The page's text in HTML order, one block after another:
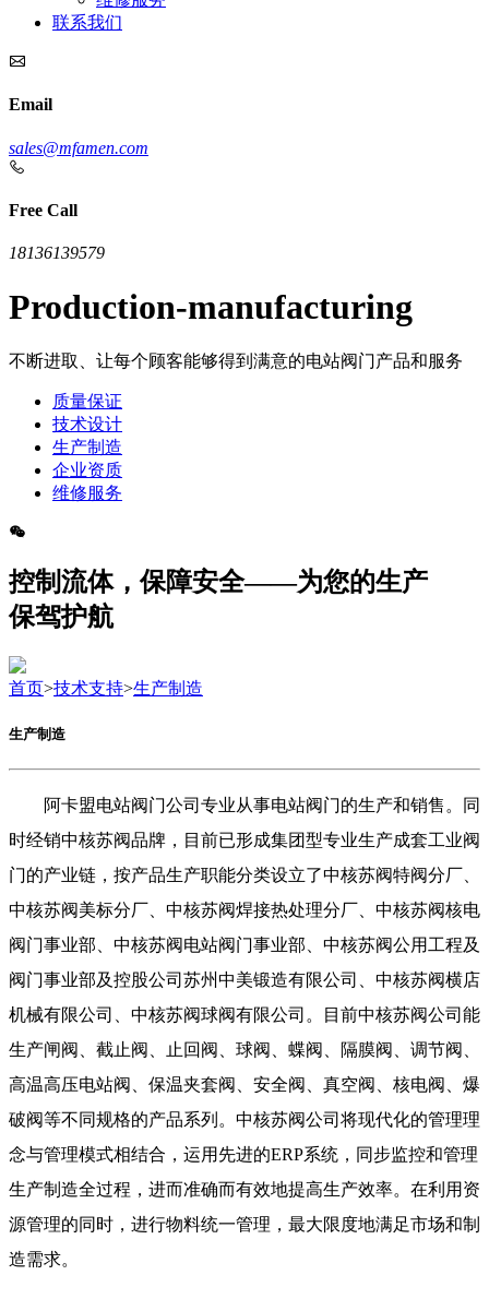
联系我们
Email
sales@mfamen.com
Free Call
18136139579
Production-manufacturing
不断进取、让每个顾客能够得到满意的电站阀门产品和服务
质量保证
技术设计
生产制造
企业资质
维修服务
控制流体，保障安全——为您的生产
保驾护航
首页>技术支持>生产制造
生产制造
阿卡盟电站阀门公司专业从事电站阀门的生产和销售。同
时经销中核苏阀品牌，目前已形成集团型专业生产成套工业阀
门的产业链，按产品生产职能分类设立了中核苏阀特阀分厂、
中核苏阀美标分厂、中核苏阀焊接热处理分厂、中核苏阀核电
阀门事业部、中核苏阀电站阀门事业部、中核苏阀公用工程及
阀门事业部及控股公司苏州中美锻造有限公司、中核苏阀横店
机械有限公司、中核苏阀球阀有限公司。目前中核苏阀公司能
生产闸阀、截止阀、止回阀、球阀、蝶阀、隔膜阀、调节阀、
高温高压电站阀、保温夹套阀、安全阀、真空阀、核电阀、爆
破阀等不同规格的产品系列。中核苏阀公司将现代化的管理理
念与管理模式相结合，运用先进的ERP系统，同步监控和管理
生产制造全过程，进而准确而有效地提高生产效率。在利用资
源管理的同时，进行物料统一管理，最大限度地满足市场和制
造需求。